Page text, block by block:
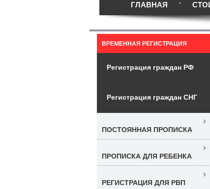
ГЛАВНАЯ
ВРЕМЕННАЯ РЕГИСТРАЦИЯ
Регистрация граждан РФ
Регистрация граждан СНГ
ПОСТОЯННАЯ ПРОПИСКА
ПРОПИСКА ДЛЯ РЕБЕНКА
РЕГИСТРАЦИЯ ДЛЯ РВП